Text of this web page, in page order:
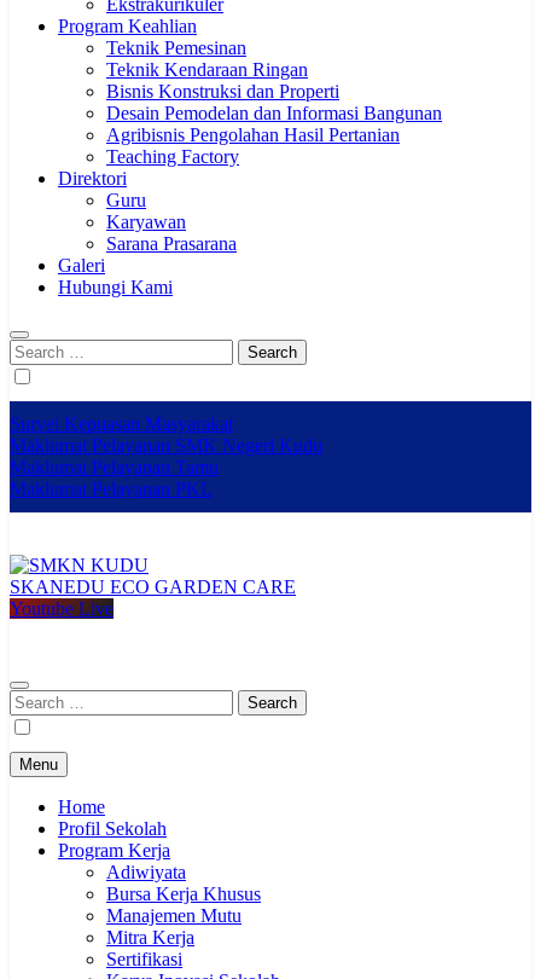
Program Keahlian
Teknik Pemesinan
Teknik Kendaraan Ringan
Bisnis Konstruksi dan Properti
Desain Pemodelan dan Informasi Bangunan
Agribisnis Pengolahan Hasil Pertanian
Teaching Factory
Direktori
Guru
Karyawan
Sarana Prasarana
Galeri
Hubungi Kami
Search
for:
Survei Kepuasan Masyarakat
Maklumat Pelayanan SMK Negeri Kudu
Maklumat Pelayanan Tamu
Maklumat Pelayanan PKL
SMKN KUDU
Mencetak Generasi Unggul Berkarakter RAPI BERWIBAWA
SKANEDU ECO GARDEN CARE
Youtube Live
Search
for:
Menu
Home
Profil Sekolah
Program Kerja
Adiwiyata
Bursa Kerja Khusus
Manajemen Mutu
Mitra Kerja
Sertifikasi